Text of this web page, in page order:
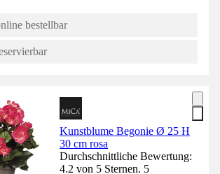
bestellbar
Kunstblume Begonie Ø 25 H
30 cm rosa
Durchschnittliche Bewertung:
4.2 von 5 Sternen. 5